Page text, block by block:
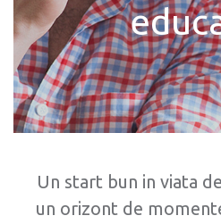
Un start bun in viata
un orizont de